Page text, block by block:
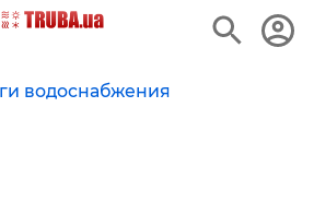
водоснабжения